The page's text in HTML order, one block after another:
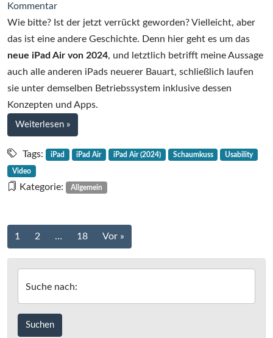
Kommentarzu
Das
iPad
Air
(2024)
ist
ein
Schaumkuss
Wie bitte? Ist der jetzt verrückt geworden? Vielleicht, aber
das ist eine andere Geschichte. Denn hier geht es um das
neue iPad Air von 2024, und letztlich betrifft meine Aussage
auch alle anderen iPads neuerer Bauart, schließlich laufen
sie unter demselben Betriebssystem inklusive dessen
Konzepten und Apps.
Weiterlesen bei
Das
iPad
(2024)
Schaumkuss
»
Tags: iPad iPad Air iPad Air (2024) Schaumkuss Usability
Video
Kategorie: Allgemein
Beitrags-
Navigation
1 2 … 18 Vor »
Suche nach: